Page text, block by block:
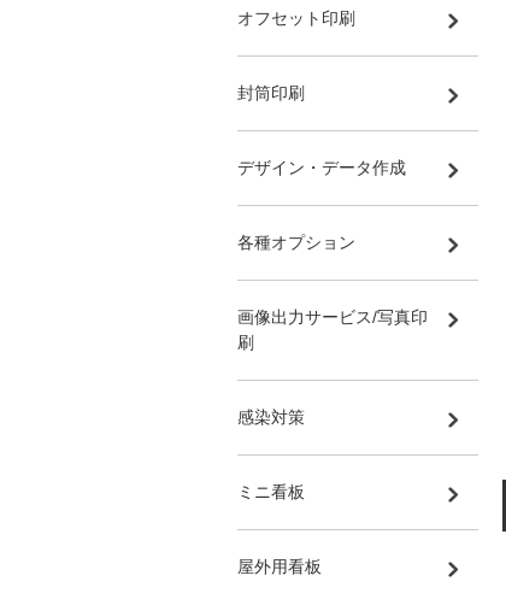
オフセット印刷
封筒印刷
デザイン・データ作成
各種オプション
画像出力サービス/写真印
刷
感染対策
ミニ看板
屋外用看板